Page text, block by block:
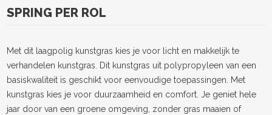
SPRING PER ROL
Met dit laagpolig kunstgras kies je voor licht en makkelijk te
verhandelen kunstgras. Dit kunstgras uit polypropyleen van een
basiskwaliteit is geschikt voor eenvoudige toepassingen. Met
kunstgras kies je voor duurzaamheid en comfort. Je geniet hele
jaar door van een groene omgeving, zonder gras maaien of